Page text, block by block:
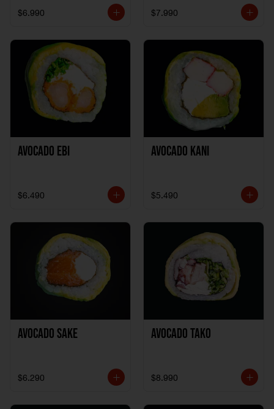
$6.990 $7.990
Avocado Ebi
$6.490
Avocado Kani
$5.490
Avocado Sake
$6.290
Avocado Tako
$8.990